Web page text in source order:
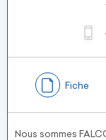
Fiche
Nous sommes